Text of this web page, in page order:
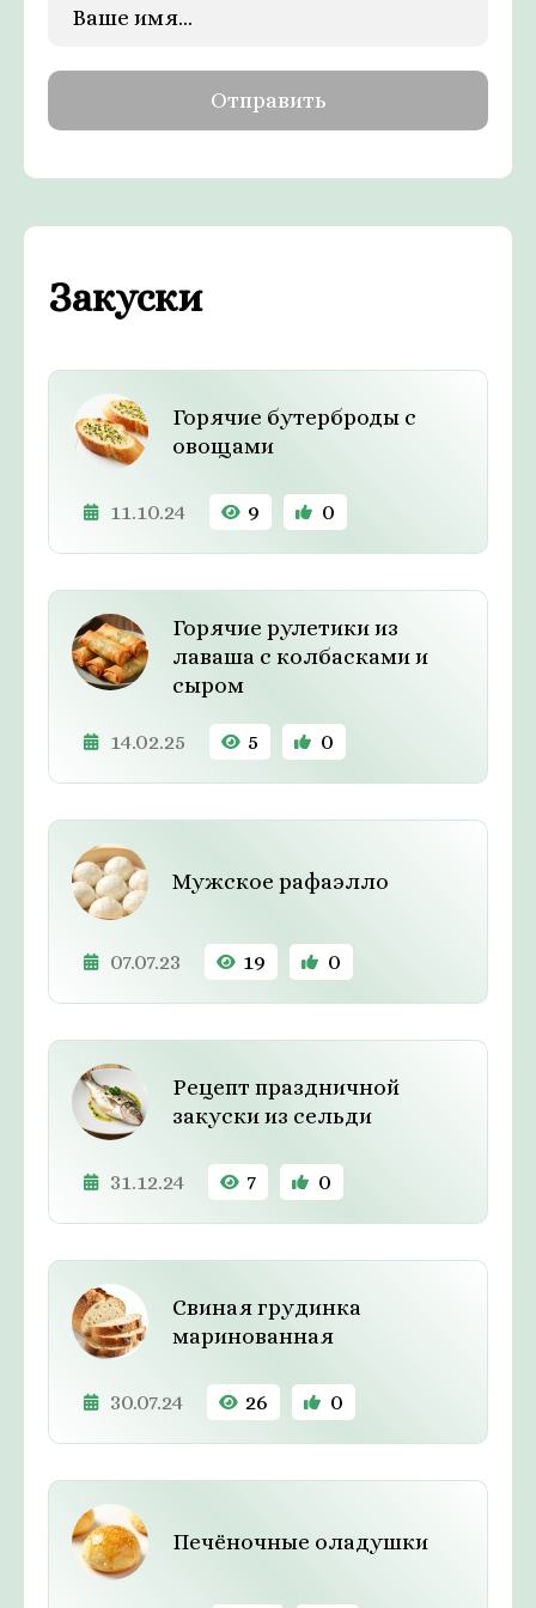
Закуски
Горячие бутерброды с
овощами
11.10.24 9 0
Горячие рулетики из
лаваша с колбасками и
сыром
14.02.25 5 0
Мужское рафаэлло
07.07.23 19 0
Рецепт праздничной
закуски из сельди
31.12.24 7 0
Свиная грудинка
маринованная
30.07.24 26 0
Печёночные оладушки